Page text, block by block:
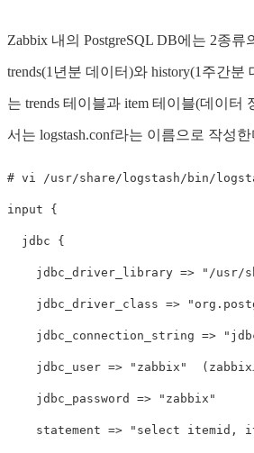
Zabbix 내의 PostgreSQL DB에는 2종류
trends(1년분 데이터)와 history(1주간분
는 trends 테이블과 item 테이블(데이터
서는 logstash.conf라는 이름으로 작성한
# vi /usr/share /logstash / bin /
input {
jdbc {
jdbc_driver_library => "/usr/
jdbc_driver_class =>
jdbc_connection_string =>
jdbc_user => "zabbix" ( zabbix
jdbc_password => "zabbix"
statement => "select itemid,